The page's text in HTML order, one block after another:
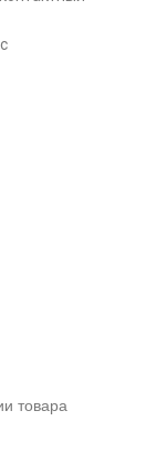
товара